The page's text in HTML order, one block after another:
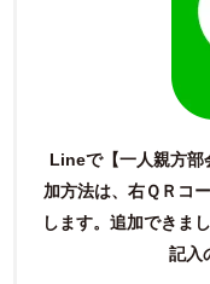
Lineで【一人親方部
加方法は、右ＱＲコ
します。 追加できま
記入